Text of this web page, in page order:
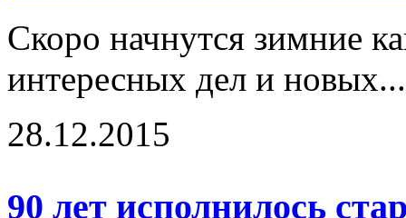
Скоро начнутся зимние
интересных дел и
28.12.2015
90 лет исполнилось